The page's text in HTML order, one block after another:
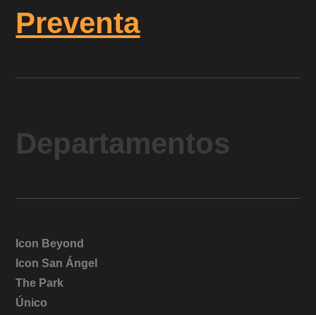
Preventa
Departamentos
Icon Beyond
Icon San Ángel
The Park
Único